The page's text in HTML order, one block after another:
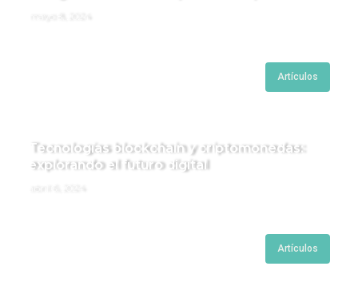
Artículos
Tecnologías blockchain y criptomonedas:
explorando el futuro digital
Artículos